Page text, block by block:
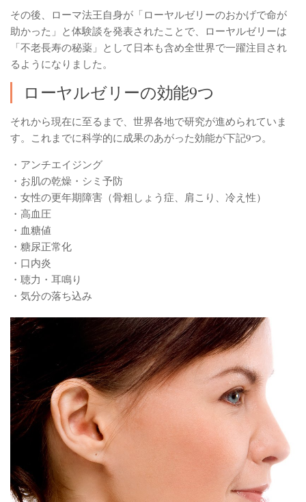
その後、ローマ法王自身が「ローヤルゼリーのおかげで命が
助かった」と体験談を発表されたことで、ローヤルゼリーは
「不老長寿の秘薬」として日本も含め全世界で一躍注目され
るようになりました。
ローヤルゼリーの効能9つ
それから現在に至るまで、世界各地で研究が進められていま
す。これまでに科学的に成果のあがった効能が下記9つ。
・アンチエイジング
・お肌の乾燥・シミ予防
・女性の更年期障害（骨粗しょう症、肩こり、冷え性）
・高血圧
・血糖値
・糖尿正常化
・口内炎
・聴力・耳鳴り
・気分の落ち込み